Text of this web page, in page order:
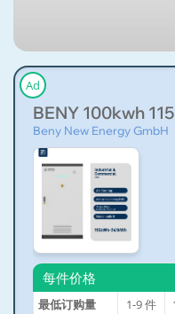
Ad
BENY 100kwh
Beny New Energy GmbH
每件价格
最低订购量 1-9件